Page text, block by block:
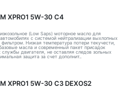
XPRO1 5W-30 C4
(Low Saps) моторное масло для
с системой нейтрализации выхлопных
Низкая температура потери текучести,
масла и современный пакет присадок
службы двигателя, не оставляя следов зольных
защита за счет дополнит..
XPRO1 5W-30 C3 DEXOS2